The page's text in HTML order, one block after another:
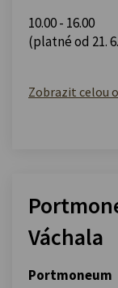
10.00 - 16.00
(platné od 21.
Zobrazit celou
Váchala
Portmoneum